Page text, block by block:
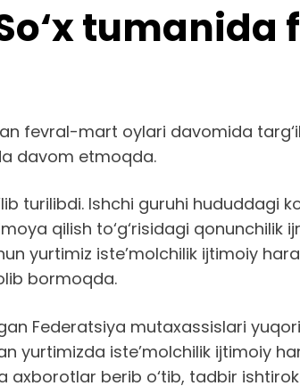
tumanida
fevral-mart oylari davomida
davom etmoqda.
turilibdi. Ishchi guruhi hududdagi
qilish to‘g‘risidagi qonunchilik
yurtimiz iste’molchilik ijtimoiy
bormoqda.
Federatsiya mutaxassislari
yurtimizda iste’molchilik ijtimoiy
berib o‘tib, tadbir